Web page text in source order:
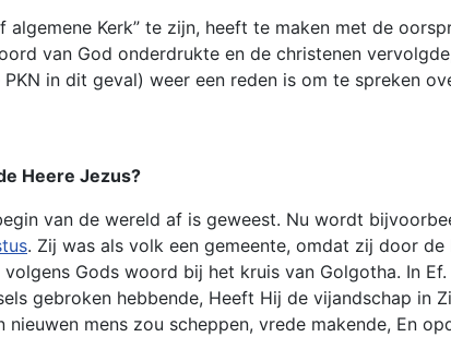
Kerk” te zijn, heeft te maken met de
van God onderdrukte en de christenen
in dit geval) weer een reden is om te spreken
Heere Jezus?
van de wereld af is geweest. Nu wordt
. Zij was als volk een gemeente, omdat zij door
Gods woord bij het kruis van Golgotha. In
gebroken hebbende, Heeft Hij de vijandschap
mens zou scheppen, vrede makende, En